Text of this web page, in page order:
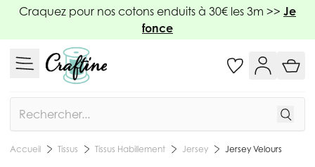
Allez au contenu
Craquez pour nos cotons enduits à 30€ les 3m >> Je
fonce
Accueil Tissus Tissus Habillement Jersey Jersey Velours